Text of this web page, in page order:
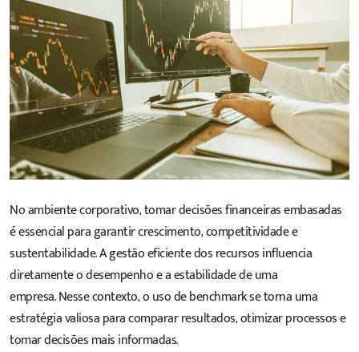
No ambiente corporativo, tomar decisões financeiras embasadas
é essencial para garantir crescimento, competitividade e
sustentabilidade. A gestão eficiente dos recursos influencia
diretamente o desempenho e a estabilidade de uma
empresa. Nesse contexto, o uso de benchmark se torna uma
estratégia valiosa para comparar resultados, otimizar processos e
tomar decisões mais informadas.